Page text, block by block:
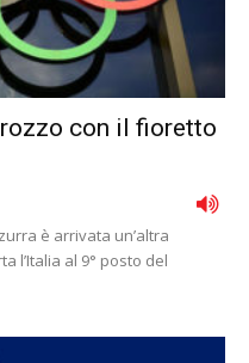
con il fioretto
è arrivata un’altra
l’Italia al 9° posto del